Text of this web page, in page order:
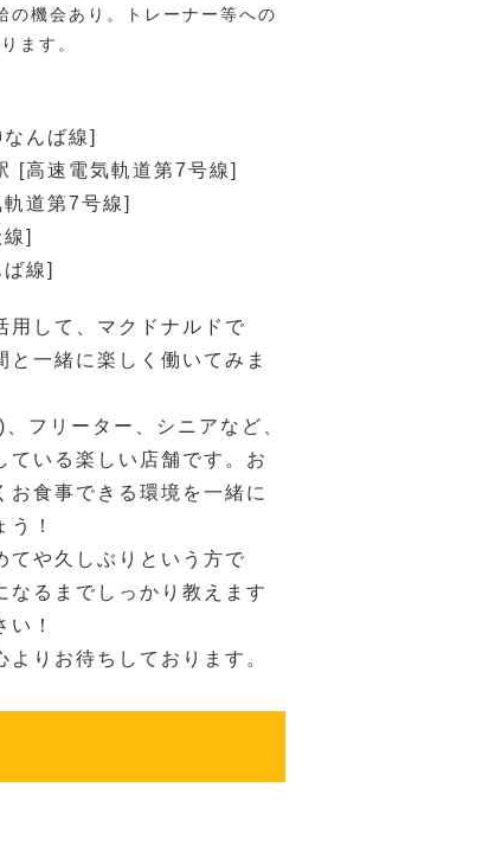
の機会あり。トレーナー等への
ます。
んば線]
[高速電気軌道第7号線]
道第7号線]
]
線]
用して、マクドナルドで
と一緒に楽しく働いてみま
フリーター、シニアなど、
ている楽しい店舗です。お
お食事できる環境を一緒に
！
てや久しぶりという方で
なるまでしっかり教えます
！
よりお待ちしております。